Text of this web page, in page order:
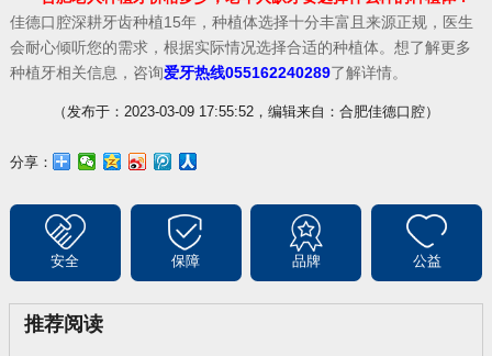
佳德口腔深耕牙齿种植15年，种植体选择十分丰富且来源正规，医生
会耐心倾听您的需求，根据实际情况选择合适的种植体。想了解更多
种植牙相关信息，咨询爱牙热线055162240289了解详情。
（发布于：2023-03-09 17:55:52，编辑来自：合肥佳德口腔）
分享：
安全 保障 品牌 公益
推荐阅读